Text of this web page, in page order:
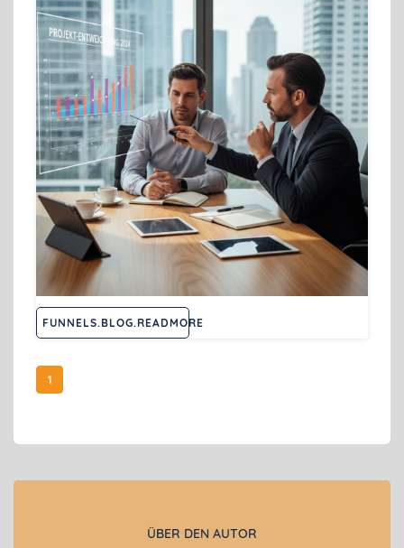
FUNNELS.BLOG.READMORE
1
ÜBER DEN AUTOR